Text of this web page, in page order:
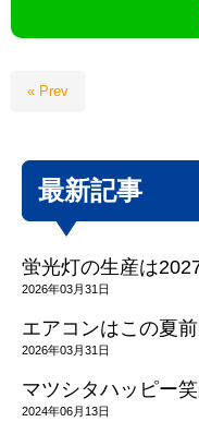
« Prev
最新記事
蛍光灯の生産は
2026年03月31日
エアコンはこの夏前
2026年03月31日
マツシタハッピー
2024年06月13日